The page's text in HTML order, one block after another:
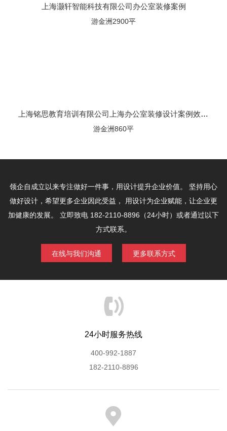
上海灏轩智能科技有限公司办公室装修案例
游金洲2900平
上海铭思教育培训有限公司上海办公室装修设计案例效果图
游金洲860平
领企自成立以来专注做好一件事，用设计提升企业价值。
坚持用心
做好设计，希望更多企业因此受益，
用设计为企业赋能，让企业更
加健康的发展。
立即致电 182-2110-8896（24小时）或者通过以下
方式联系。
在线与我们沟通 更多联系方式
24小时服务热线
400-992-1887
182-2110-8896